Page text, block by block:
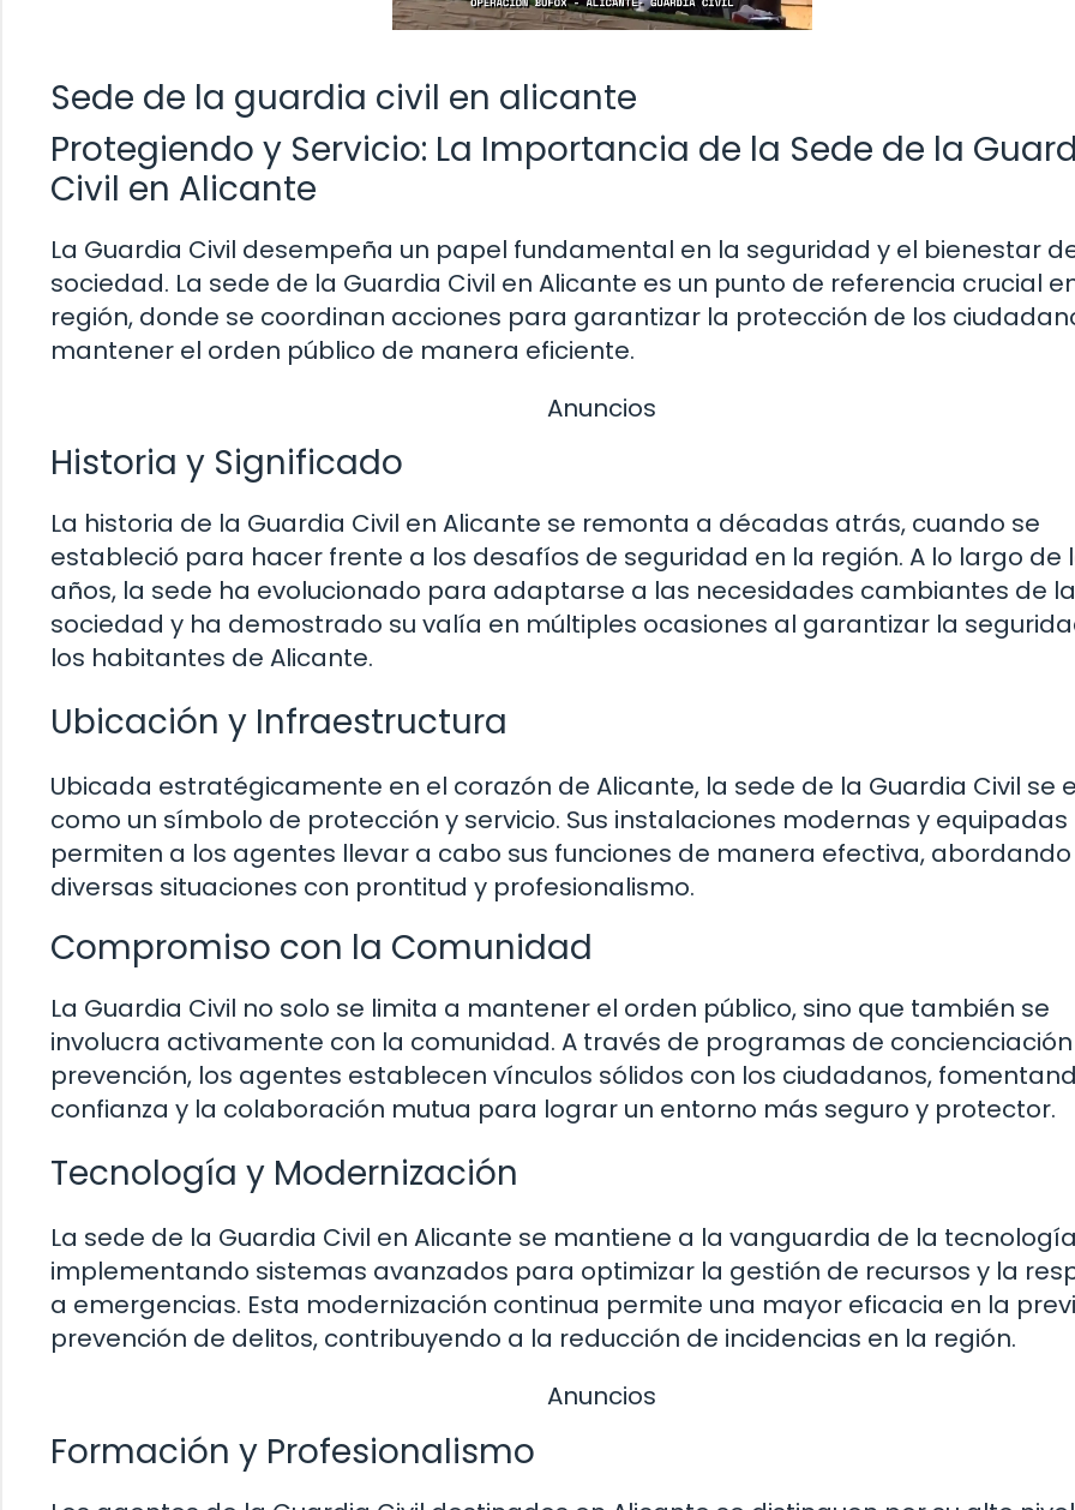
Sede de la guardia civil en alicante
Protegiendo y Servicio: La Importancia de la Sede de la
Civil en Alicante
La Guardia Civil desempeña un papel fundamental en la seguridad y el bienestar
sociedad. La sede de la Guardia Civil en Alicante es un punto de referencia crucial
región, donde se coordinan acciones para garantizar la protección de los
mantener el orden público de manera eficiente.
Anuncios
Historia y Significado
La historia de la Guardia Civil en Alicante se remonta a décadas atrás, cuando se
estableció para hacer frente a los desafíos de seguridad en la región. A lo largo de
años, la sede ha evolucionado para adaptarse a las necesidades cambiantes de la
sociedad y ha demostrado su valía en múltiples ocasiones al garantizar la
los habitantes de Alicante.
Ubicación y Infraestructura
Ubicada estratégicamente en el corazón de Alicante, la sede de la Guardia Civil se
como un símbolo de protección y servicio. Sus instalaciones modernas y equipadas
permiten a los agentes llevar a cabo sus funciones de manera efectiva, abordando
diversas situaciones con prontitud y profesionalismo.
Compromiso con la Comunidad
La Guardia Civil no solo se limita a mantener el orden público, sino que también se
involucra activamente con la comunidad. A través de programas de
prevención, los agentes establecen vínculos sólidos con los ciudadanos,
confianza y la colaboración mutua para lograr un entorno más seguro y protector.
Tecnología y Modernización
La sede de la Guardia Civil en Alicante se mantiene a la vanguardia de la
implementando sistemas avanzados para optimizar la gestión de recursos y la
a emergencias. Esta modernización continua permite una mayor eficacia en la
prevención de delitos, contribuyendo a la reducción de incidencias en la región.
Anuncios
Formación y Profesionalismo